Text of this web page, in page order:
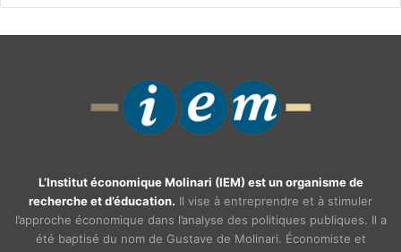
L’Institut économique Molinari (IEM) est un organisme de
recherche et d’éducation. Il vise à entreprendre et à stimuler
l’approche économique dans l’analyse des politiques publiques. Il a
été baptisé du nom de Gustave de Molinari. Économiste et